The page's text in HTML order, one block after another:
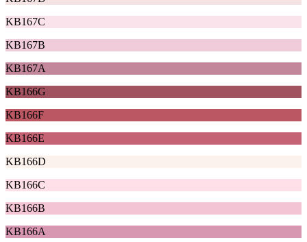
KB167C
KB167B
KB167A
KB166G
KB166F
KB166E
KB166D
KB166C
KB166B
KB166A